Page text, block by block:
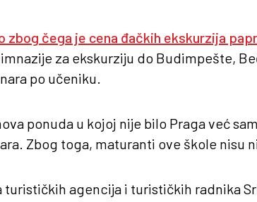
zbog čega je cena đačkih ekskurzija
za ekskurziju do Budimpešte,
po učeniku.
ponuda u kojoj nije bilo Praga već
Zbog toga, maturanti ove škole nisu
agencija i turističkih radnika